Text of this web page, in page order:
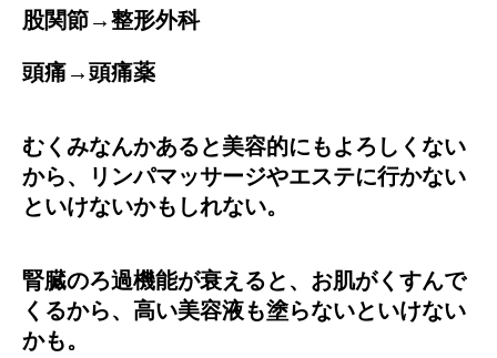
股関節→整形外科
頭痛→頭痛薬
むくみなんかあると美容的にもよろしくない
から、リンパマッサージやエステに行かない
といけないかもしれない。
腎臓のろ過機能が衰えると、お肌がくすんで
くるから、高い美容液も塗らないといけない
かも。